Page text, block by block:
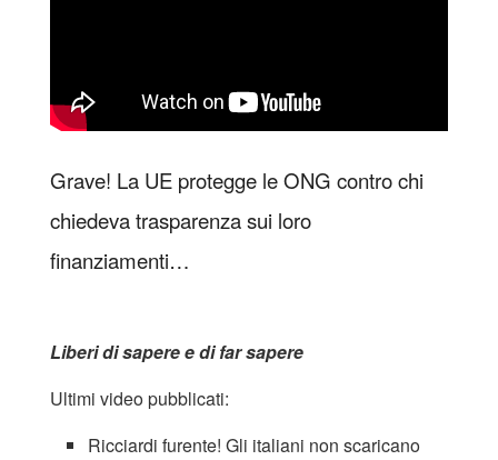
Grave! La UE protegge le ONG contro chi
chiedeva trasparenza sui loro
finanziamenti…
Liberi di sapere e di far sapere
Ultimi video pubblicati:
Ricciardi furente! Gli italiani non scaricano